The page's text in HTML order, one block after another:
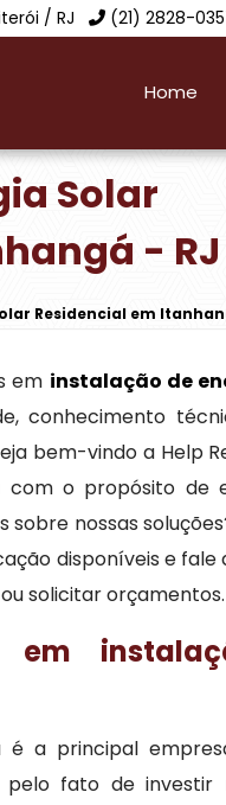
/ RJ (21) 2828-
Home
Solar
- RJ
Residencial em
em instalação de
conhecimento
bem-vindo a Help
com o propósito de
nossas
disponíveis e
solicitar orçamentos.
em
a principal
pelo fato de